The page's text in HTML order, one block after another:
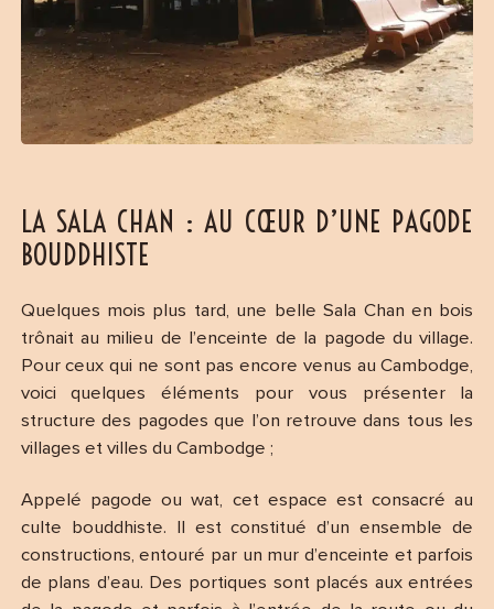
LA SALA CHAN : AU CŒUR D’UNE PAGODE
BOUDDHISTE
Quelques mois plus tard, une belle Sala Chan en bois
trônait au milieu de l’enceinte de la pagode du village.
Pour ceux qui ne sont pas encore venus au Cambodge,
voici quelques éléments pour vous présenter la
structure des pagodes que l’on retrouve dans tous les
villages et villes du Cambodge ;
Appelé pagode ou wat, cet espace est consacré au
culte bouddhiste. Il est constitué d’un ensemble de
constructions, entouré par un mur d’enceinte et parfois
de plans d’eau. Des portiques sont placés aux entrées